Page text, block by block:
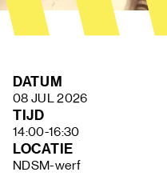
DATUM
08 JUL 2026
TIJD
14:00-16:30
LOCATIE
NDSM-werf